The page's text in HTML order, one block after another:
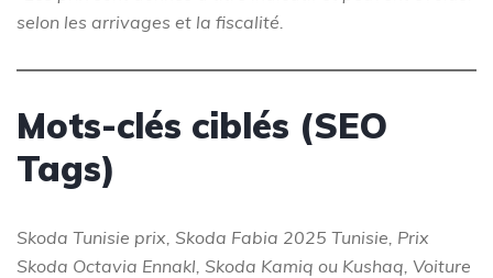
selon les arrivages et la fiscalité.
Mots-clés ciblés (SEO
Tags)
Skoda Tunisie prix, Skoda Fabia 2025 Tunisie, Prix
Skoda Octavia Ennakl, Skoda Kamiq ou Kushaq, Voiture